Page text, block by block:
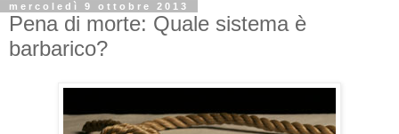
mercoledì 9 ottobre 2013
Pena di morte: Quale sistema è
barbarico?